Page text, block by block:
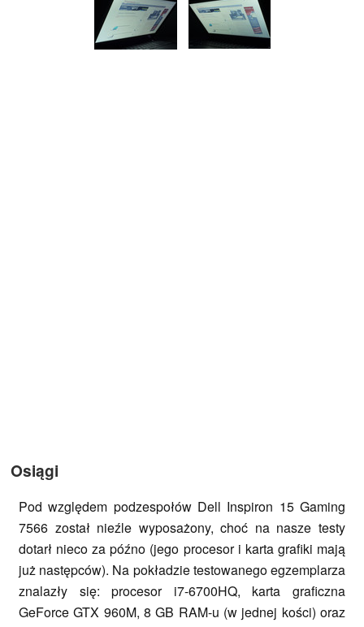
Osiągi
Pod względem podzespołów Dell Inspiron 15 Gaming
7566 został nieźle wyposażony, choć na nasze testy
dotarł nieco za późno (jego procesor i karta grafiki mają
już następców). Na pokładzie testowanego egzemplarza
znalazły się: procesor i7-6700HQ, karta graficzna
GeForce GTX 960M, 8 GB RAM-u (w jednej kości) oraz